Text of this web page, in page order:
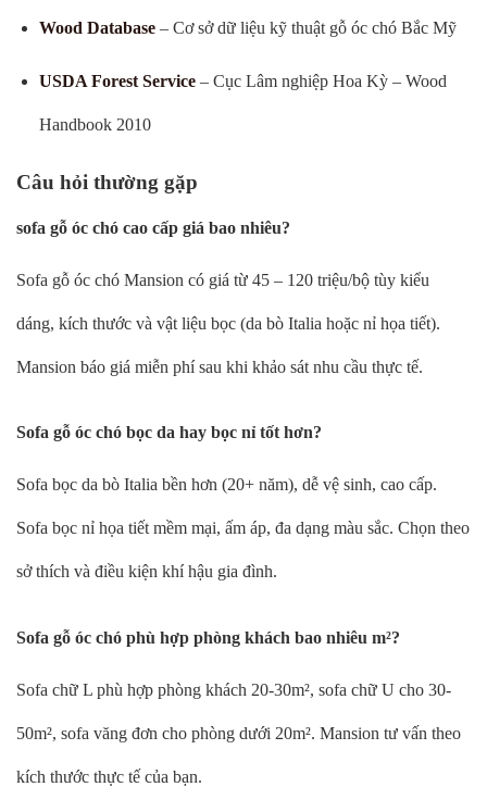
Wood Database– Cơ sở dữ liệu kỹ thuật gỗ óc chó Bắc Mỹ
USDA Forest Service– Cục Lâm nghiệp Hoa Kỳ – Wood
Handbook 2010
Câu hỏi thường gặp
sofa gỗ óc chó cao cấp giá bao nhiêu?
Sofa gỗ óc chó Mansion có giá từ 45 – 120 triệu/bộ tùy kiểu
dáng, kích thước và vật liệu bọc (da bò Italia hoặc nỉ họa tiết).
Mansion báo giá miễn phí sau khi khảo sát nhu cầu thực tế.
Sofa gỗ óc chó bọc da hay bọc nỉ tốt hơn?
Sofa bọc da bò Italia bền hơn (20+ năm), dễ vệ sinh, cao cấp.
Sofa bọc nỉ họa tiết mềm mại, ấm áp, đa dạng màu sắc. Chọn theo
sở thích và điều kiện khí hậu gia đình.
Sofa gỗ óc chó phù hợp phòng khách bao nhiêu m²?
Sofa chữ L phù hợp phòng khách 20-30m², sofa chữ U cho 30-
50m², sofa văng đơn cho phòng dưới 20m². Mansion tư vấn theo
kích thước thực tế của bạn.